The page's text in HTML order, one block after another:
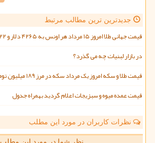
جدیدترین ترین مطالب مرتبط
قیمت جهانی طلا امروز ۱۵ مرداد هر اونس به ۴۲۶۵ دلار و ۲۲ سنت رسید
در بازار لبنیات چه می گذرد؟
قیمت طلا و سکه امروز یک مرداد سکه در مرز ۱۸۹ میلیون تومان
قیمت عمده میوه و سبزیجات اعلام گردید بهمراه جدول
نظرات کاربران در مورد این مطلب